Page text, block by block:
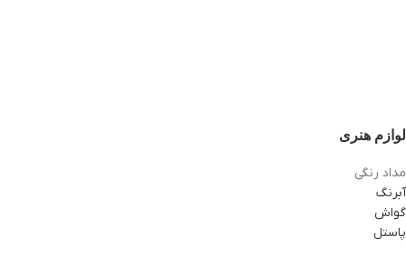
لوازم هنری
مداد رنگی
آبرنگ
گواش
پاستل